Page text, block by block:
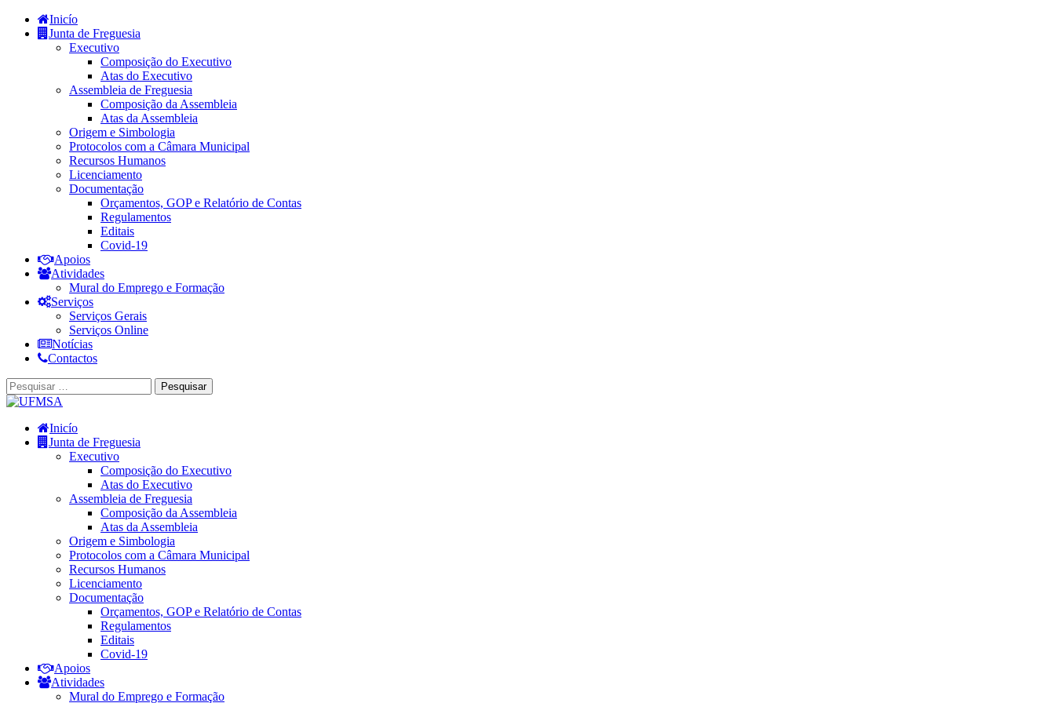
Inicío
Junta de Freguesia
Executivo
Composição do Executivo
Atas do Executivo
Assembleia de Freguesia
Composição da Assembleia
Atas da Assembleia
Origem e Simbologia
Protocolos com a Câmara Municipal
Recursos Humanos
Licenciamento
Documentação
Orçamentos, GOP e Relatório de Contas
Regulamentos
Editais
Covid-19
Apoios
Atividades
Mural do Emprego e Formação
Serviços
Serviços Gerais
Serviços Online
Notícias
Contactos
Inicío
Junta de Freguesia
Executivo
Composição do Executivo
Atas do Executivo
Assembleia de Freguesia
Composição da Assembleia
Atas da Assembleia
Origem e Simbologia
Protocolos com a Câmara Municipal
Recursos Humanos
Licenciamento
Documentação
Orçamentos, GOP e Relatório de Contas
Regulamentos
Editais
Covid-19
Apoios
Atividades
Mural do Emprego e Formação